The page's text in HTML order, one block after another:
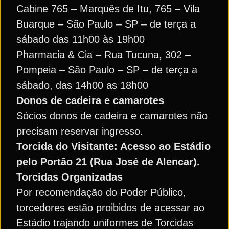
Cabine 765 – Marquês de Itu, 765 – Vila
Buarque – São Paulo – SP – de terça a
sábado das 11h00 às 19h00
Pharmacia & Cia – Rua Tucuna, 302 –
Pompeia – São Paulo – SP – de terça a
sábado, das 14h00 as 18h00
Donos de cadeira e camarotes
Sócios donos de cadeira e camarotes não
precisam reservar ingresso.
Torcida do Visitante: Acesso ao Estádio
pelo Portão 21 (Rua José de Alencar).
Torcidas Organizadas
Por recomendação do Poder Público,
torcedores estão proibidos de acessar ao
Estádio trajando uniformes de Torcidas